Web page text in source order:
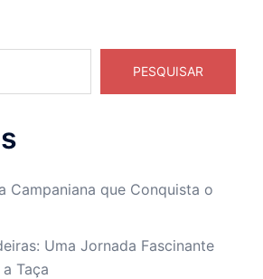
PESQUISAR
Campaniana que Conquista o
Uma Jornada Fascinante
Taça